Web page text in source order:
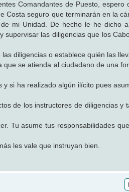
Comandantes de Puesto, espero
Costa seguro que terminarán en la
mi Unidad. De hecho le he dicho
supervisar las diligencias que los
diligencias o establece quién las
se atienda al ciudadano de una
si ha realizado algún ilícito pues
de los instructores de diligencias y
Tu asume tus responsabilidades
les vale que instruyan bien.